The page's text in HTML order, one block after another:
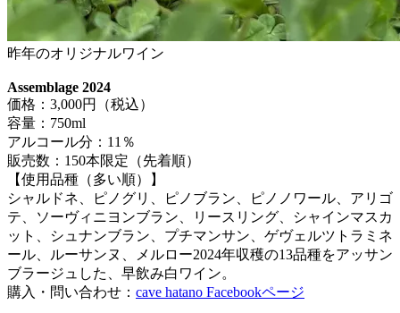
昨年のオリジナルワイン
Assemblage 2024
価格：3,000円（税込）
容量：750ml
アルコール分：11％
販売数：150本限定（先着順）
【使用品種（多い順）】
シャルドネ、ピノグリ、ピノブラン、ピノノワール、アリゴ
テ、ソーヴィニヨンブラン、リースリング、シャインマスカ
ット、シュナンブラン、プチマンサン、ゲヴェルツトラミネ
ール、ルーサンヌ、メルロー2024年収穫の13品種をアッサン
ブラージュした、早飲み白ワイン。
購入・問い合わせ： cave hatano Facebookページ